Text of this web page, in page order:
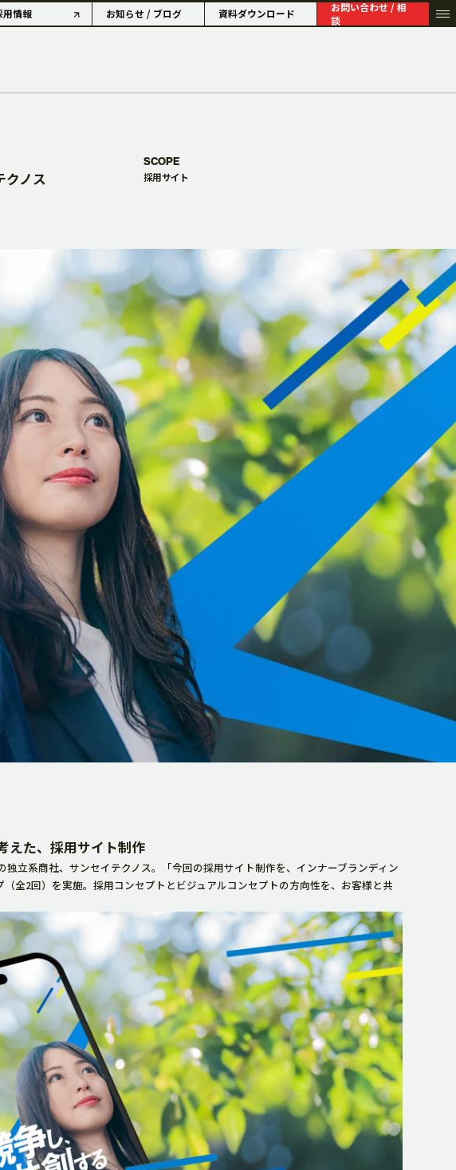
用情報 お知らせ / ブログ 資料ダウンロード
お問い合わせ / 相
談
HISTORY
歴史
GRAPHIC DESIGN
クデザイン
WEB DESIGN
ホームページ制作
OTHER ADS
その他
クノス
SCOPE
採用サイト
えた、採用サイト制作
立系商社、サンセイテクノス。「今回の採用サイト制作を、インナーブランディン
全2回）を実施。採用コンセプトとビジュアルコンセプトの方向性を、お客様と共